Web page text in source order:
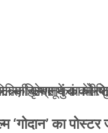
लूथरा को
कृष्णा कुंज
‘गोदान’ का
की उम्र में
‘गोदान’ का